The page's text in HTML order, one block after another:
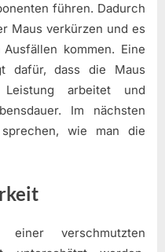
führen. Dadurch
Maus verkürzen und es
kommen. Eine
dafür, dass die Maus
arbeitet und
Im nächsten
wie man die
verschmutzten